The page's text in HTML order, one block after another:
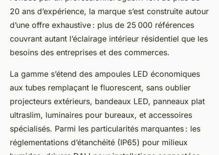
20 ans d’expérience, la marque s’est construite autour
d’une offre exhaustive : plus de 25 000 références
couvrant autant l’éclairage intérieur résidentiel que les
besoins des entreprises et des commerces.
La gamme s’étend des ampoules LED économiques
aux tubes remplaçant le fluorescent, sans oublier
projecteurs extérieurs, bandeaux LED, panneaux plat
ultraslim, luminaires pour bureaux, et accessoires
spécialisés. Parmi les particularités marquantes : les
réglementations d’étanchéité (IP65) pour milieux